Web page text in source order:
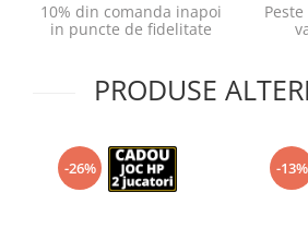
10% din comanda inapoi
in puncte de fidelitate
PRODUSE
-26% -13%